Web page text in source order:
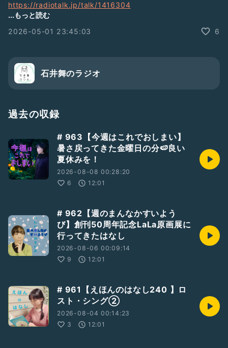
https://radiotalk.jp/talk/1416304
今日のおやすみえほんから、プペルのはなしでした
【ご予約受付中！】
劇団チリ「ちいさなちいさな演劇フェスティバル」
12:00〜こども食堂&即興WSで即興アシスタント
↑予約できる15:00公演はもちろん大人のみもOKです！
おやすみえほん5月の出演は
20(水)です
毎回20:00-20:30
※無料！アーカイブなし
おやすみえほんご視聴、詳細はこちら↓
https://www.star-lab-online.com
https://suzuri.jp/mai_141
↑「オモイデ」に行くとデザインごとのグッズ見やすいです。
おたよりギフト、ありがとうございます！
いつでもどんな事でも「ギフトを贈る」「質問を送る」から送
っていただけたら嬉しいです🙇‍♀️🙇‍♀️
⭐️「石井舞のラジオ」のXアカウント、フォローお願いします
🙇‍♀️
https://twitter.com/mai141_radio
おたよりご感想、
...もっと読む
2026-05-01 23:45:03
6
石井舞のラジオ
過去の収録
# 963【今週はこれでおしまい】
暑さ戻ってきた金曜日の分🍉良い
夏休みを！
2026-08-08 00:28:20
6
12:01
# 962【週のまんなかすいよう
び】創刊50周年記念LaLa原画展に
行ってきたはなし
2026-08-06 00:09:14
9
12:01
# 961【えほんのはなし240 】ロ
スト・シング②
2026-08-04 00:14:23
3
12:01